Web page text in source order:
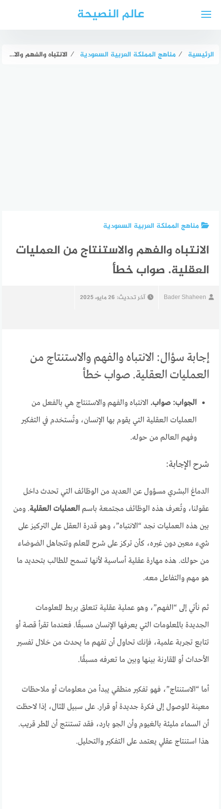
عالم النصيحة
الرئيسية ⁄ مناهج المملكة العربية السعودية ⁄ الانتباه والفهم والاستنتاج من العمليات العقلية. صواب خطأ
مناهج المملكة العربية السعودية
الانتباه والفهم والاستنتاج من العمليات
العقلية. صواب خطأ
Bader Shaheen آخر تحديث: 26 مايو، 2025
إجابة سؤال: الانتباه والفهم والاستنتاج من
العمليات العقلية. صواب خطأ
الجواب: صواب. الانتباه والفهم والاستنتاج هي بالفعل من
العمليات العقلية التي يقوم بها الإنسان، وتُستخدم في التفكير
وفهم العالم من حوله.
شرح الإجابة:
الدماغ البشري مسؤول عن العديد من الوظائف التي تحدث داخل
عقولنا، وتُعرف هذه الوظائف مجتمعة باسمالعمليات العقلية. ومن
بين هذه العمليات نجد “الانتباه”، وهو قدرة العقل على التركيز على
شيء معين دون غيره، كأن تركز على شرح المعلم وتتجاهل الضوضاء
من حولك. هذه مهارة عقلية أساسية لأنها تسمح للطالب بتحديد ما
هو مهم والتفاعل معه.
ثم نأتي إلى “الفهم”، وهو عملية عقلية تتعلق بربط المعلومات
الجديدة بالمعلومات التي يعرفها الإنسان مسبقًا. فعندما تقرأ قصة أو
تتابع تجربة علمية، فإنك تحاول أن تفهم ما يحدث من خلال تفسير
الأحداث أو المقارنة بينها وبين ما تعرفه مسبقًا.
أما “الاستنتاج”، فهو تفكير منطقي يبدأ من معلومات أو ملاحظات
معينة للوصول إلى فكرة جديدة أو قرار. على سبيل المثال، إذا لاحظت
أن السماء مليئة بالغيوم وأن الجو بارد، فقد تستنتج أن المطر قريب.
هذا استنتاج عقلي يعتمد على التفكير والتحليل.